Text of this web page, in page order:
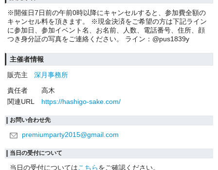
※開催日7日前の午前0時以降にキャンセルすると、参加費全額の
キャンセル料を頂きます。 ※現金決済をご希望の方は下記ライン
に参加日、参加イベント名、お名前、人数、電話番号、住所、顔
つき身分証の写真をご連絡ください。 ライン：@pus1839y
主催者情報
販売主
深月事務所
責任者
高木
関連URL
https://hashigo-sake.com/
お問い合わせ先
premiumparty2015@gmail.com
当日の受付について
当日の受付についてはこちらをご確認ください。